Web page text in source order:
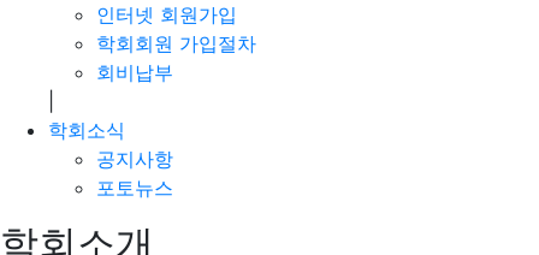
인터넷 회원가입
학회회원 가입절차
회비납부
학회소식
공지사항
포토뉴스
학회소개